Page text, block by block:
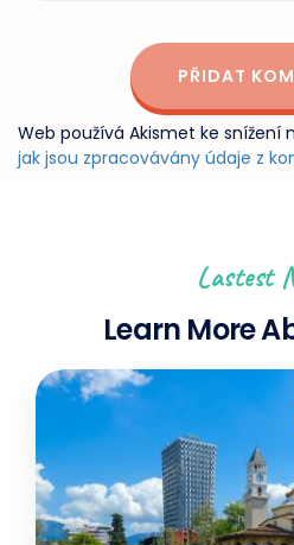
Web používá Akismet ke snížení
jak jsou zpracovávány údaje z
Lastest
Learn More